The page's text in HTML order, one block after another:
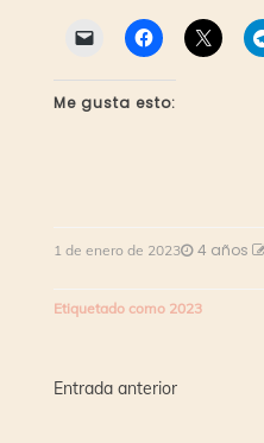
Me gusta esto:
1 de enero de 2023 4 años
Etiquetado como 2023
Navegación
Entrada anterior